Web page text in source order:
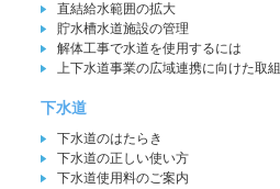
直結給水範囲の拡大
貯水槽水道施設の管理
解体工事で水道を使用するには
上下水道事業の広域連携に向けた取組
下水道
下水道のはたらき
下水道の正しい使い方
下水道使用料のご案内